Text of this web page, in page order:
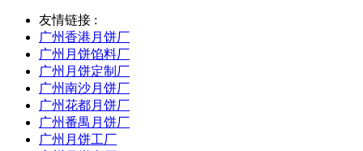
友情链接 :
广州香港月饼厂
广州月饼馅料厂
广州月饼定制厂
广州南沙月饼厂
广州花都月饼厂
广州番禺月饼厂
广州月饼工厂